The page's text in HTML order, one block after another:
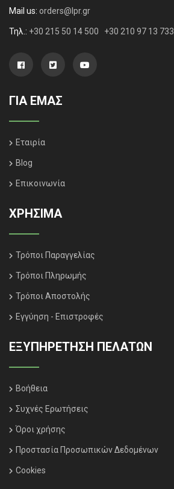
Mail us: orders@lpr.gr
Τηλ.: +30 215 50 14 500 +30 210 97 13 733
ΓΙΑ ΕΜΑΣ
Εταιρία
Blog
Επικοινωνία
ΧΡΗΣΙΜΑ
Τρόποι Παραγγελίας
Τρόποι Πληρωμής
Τρόποι Αποστολής
Εγγύηση - Επιστροφές
ΕΞΥΠΗΡΈΤΗΣΗ ΠΕΛΑΤΏΝ
Βοήθεια
Συχνές Ερωτήσεις
Όροι χρήσης
Προστασία Προσωπικών Δεδομένων
Cookies